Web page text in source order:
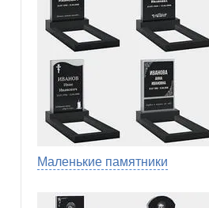
Маленькие памятники